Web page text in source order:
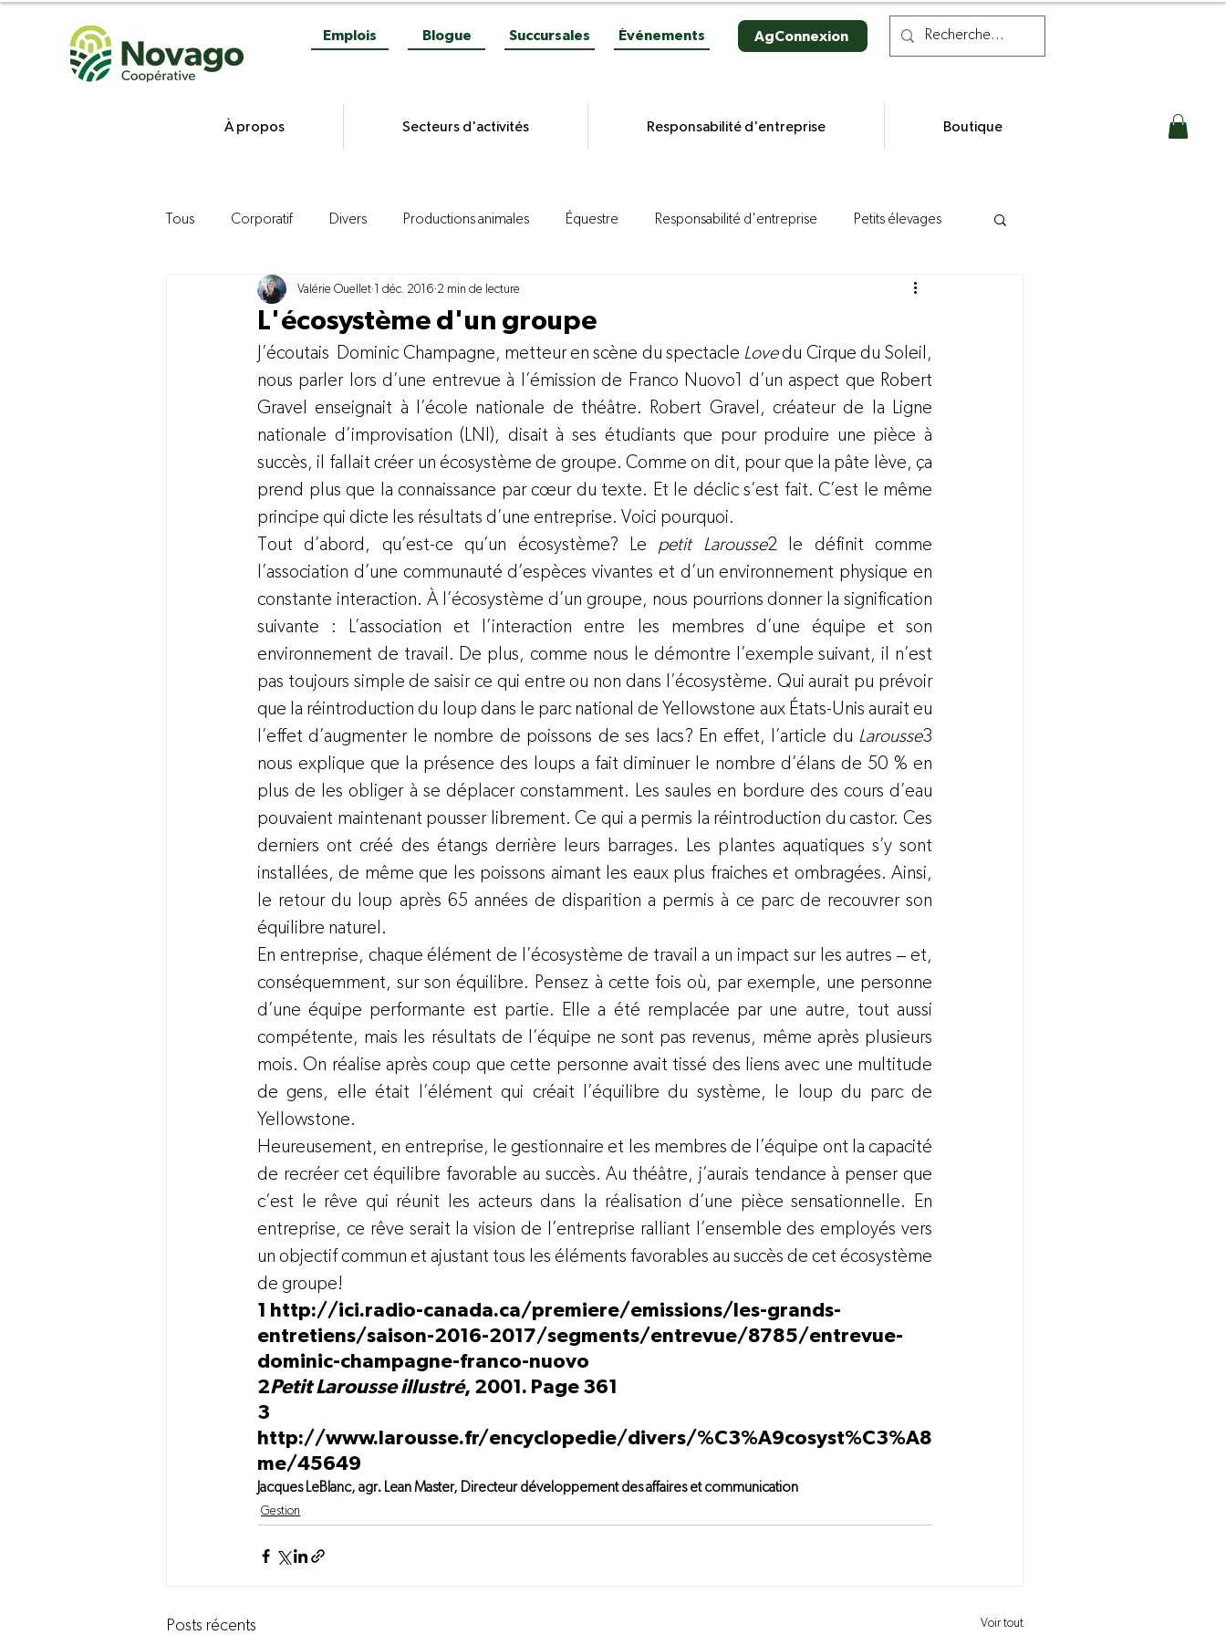
Emplois Blogue Succursales Événements AgConnexion
À propos Secteurs d'activités Responsabilité d'entreprise Boutique
Tous Corporatif Divers Productions animales Équestre Responsabilité d'entreprise Petits élevages
Commercialisation des grains Productions végétales
Agroenvironnement Production porcine Novacultrices
L'écosystème d'un groupe
Valérie Ouellet 1 déc. 2016 2 min de lecture
J’écoutais  Dominic Champagne, metteur en scène du spectacle Love du Cirque du Soleil,
nous parler lors d’une entrevue à l’émission de Franco Nuovo
d’un aspect que Robert
Gravel enseignait à l’école nationale de théâtre. Robert Gravel, créateur de la Ligne
nationale d’improvisation (LNI), disait à ses étudiants que pour produire une pièce à
succès, il fallait créer un écosystème de groupe. Comme on dit, pour que la pâte lève, ça
prend plus que la connaissance par cœur du texte. Et le déclic s’est fait. C’est le même
principe qui dicte les résultats d’une entreprise. Voici pourquoi.
Tout d’abord, qu’est-ce qu’un écosystème? Le petit Larousse2 le définit comme
l’association d’une communauté d’espèces vivantes et d’un environnement physique en
constante interaction. À l’écosystème d’un groupe, nous pourrions donner la signification
suivante : L’association et l’interaction entre les membres d’une équipe et son
environnement de travail. De plus, comme nous le démontre l’exemple suivant, il n’est
pas toujours simple de saisir ce qui entre ou non dans l’écosystème. Qui aurait pu prévoir
que la réintroduction du loup dans le parc national de Yellowstone aux États-Unis aurait eu
l’effet d’augmenter le nombre de poissons de ses lacs? En effet, l’article du Larousse3
nous explique que la présence des loups a fait diminuer le nombre d’élans de 50 % en
plus de les obliger à se déplacer constamment. Les saules en bordure des cours d’eau
pouvaient maintenant pousser librement. Ce qui a permis la réintroduction du castor. Ces
derniers ont créé des étangs derrière leurs barrages. Les plantes aquatiques s’y sont
installées, de même que les poissons aimant les eaux plus fraiches et ombragées. Ainsi,
le retour du loup après 65 années de disparition a permis à ce parc de recouvrer son
équilibre naturel.
En entreprise, chaque élément de l’écosystème de travail a un impact sur les autres ‒ et,
conséquemment, sur son équilibre. Pensez à cette fois où, par exemple, une personne
d’une équipe performante est partie. Elle a été remplacée par une autre, tout aussi
compétente, mais les résultats de l’équipe ne sont pas revenus, même après plusieurs
mois. On réalise après coup que cette personne avait tissé des liens avec une multitude
de gens, elle était l’élément qui créait l’équilibre du système, le loup du parc de
Yellowstone.
Heureusement, en entreprise, le gestionnaire et les membres de l’équipe ont la capacité
de recréer cet équilibre favorable au succès. Au théâtre, j’aurais tendance à penser que
c’est le rêve qui réunit les acteurs dans la réalisation d’une pièce sensationnelle. En
entreprise, ce rêve serait la vision de l’entreprise ralliant l’ensemble des employés vers
un objectif commun et ajustant tous les éléments favorables au succès de cet écosystème
de groupe!
1
http://ici.radio-canada.ca/premiere/emissions/les-grands-
entretiens/saison-2016-2017/segments/entrevue/8785/entrevue-
dominic-champagne-franco-nuovo
2Petit Larousse illustré, 2001. Page 361
3
http://www.larousse.fr/encyclopedie/divers/%C3%A9cosyst%C3%A8
me/45649
Jacques LeBlanc, agr. Lean Master, Directeur développement des affaires et communication
Gestion
Posts récents Voir tout